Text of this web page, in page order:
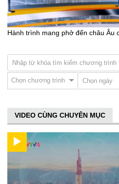
Hành trình mang phở đến châu Âu
Chọn chương trình
VIDEO CÙNG CHUYÊN MỤC